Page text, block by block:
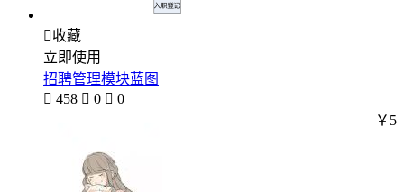
收藏
立即使用
招聘管理模块蓝图
 458  0  0
￥5